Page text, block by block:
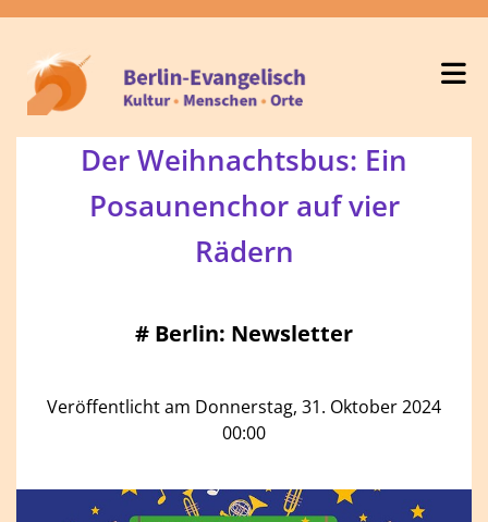
Der Weihnachtsbus: Ein
Posaunenchor auf vier
Rädern
# Berlin: Newsletter
Veröffentlicht am Donnerstag, 31. Oktober 2024
00:00